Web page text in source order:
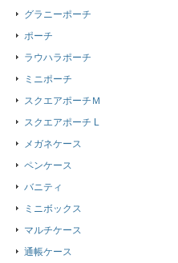
グラニーポーチ
ポーチ
ラウハラポーチ
ミニポーチ
スクエアポーチＭ
スクエアポーチ L
メガネケース
ペンケース
バニティ
ミニボックス
マルチケース
通帳ケース